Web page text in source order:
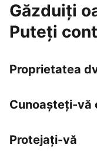
Găzduiți
Puteți
Proprietatea
Cunoașteți-vă
Protejați-vă